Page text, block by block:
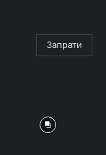
Запрати